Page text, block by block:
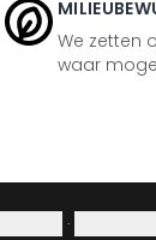
We zetten
waar
·